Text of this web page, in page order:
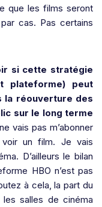
que les films seront
cas. Pas certains
si cette stratégie
plateforme) peut
la réouverture des
sur le long terme
vais pas m’abonner
voir un film. Je vais
D’ailleurs le bilan
HBO n’est pas
à cela, la part du
salles de cinéma